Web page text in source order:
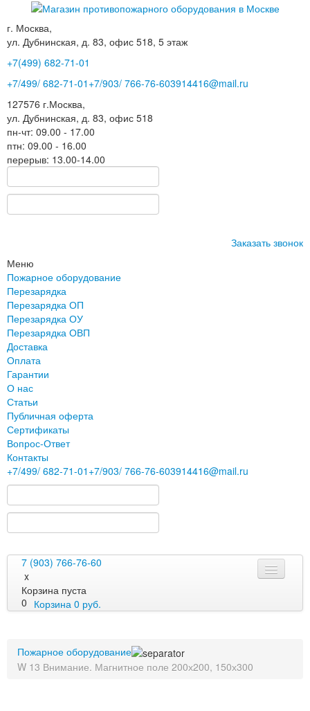
г. Москва,
ул. Дубнинская, д. 83, офис 518, 5 этаж
+7(499) 682-71-01
+7/499/ 682-71-01 +7/903/ 766-76-603914416@mail.ru
127576 г.Москва,
ул. Дубнинская, д. 83, офис 518
пн-чт: 09.00 - 17.00
птн: 09.00 - 16.00
перерыв: 13.00-14.00
Заказать звонок
Меню
Пожарное оборудование
Перезарядка
Перезарядка ОП
Перезарядка ОУ
Перезарядка ОВП
Доставка
Оплата
Гарантии
О нас
Статьи
Публичная оферта
Сертификаты
Вопрос-Ответ
Контакты
+7/499/ 682-71-01 +7/903/ 766-76-603914416@mail.ru
7 (903) 766-76-60
x
Корзина пуста
0 Корзина 0 руб.
Перезарядка
Перезарядка ОП
Пожарное оборудование
W 13 Внимание. Магнитное поле 200х200, 150х300